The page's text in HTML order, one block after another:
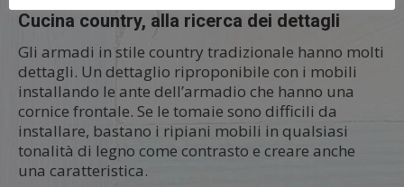
Cucina country, alla ricerca dei dettagli
Gli armadi in stile country tradizionale hanno molti
dettagli. Un dettaglio riproponibile con i mobili
installando le ante dell’armadio che hanno una
cornice frontale. Se le tomaie sono difficili da
installare, bastano i ripiani mobili in qualsiasi
tonalità di legno come contrasto e creare anche
una caratteristica.